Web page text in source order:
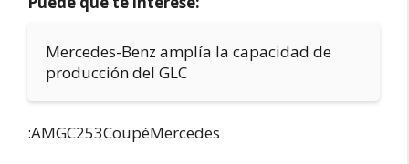
Mercedes-Benz amplía la capacidad de
producción del GLC
:AMGC253CoupéMercedes